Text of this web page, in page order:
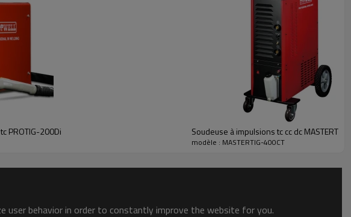
en abaissant l'intensité moyenne. Cet effet de chauffage et de refroidissement
de déplacement détermine la distance entre les ondulations. La pulsation lente peut
microstructure soudée. L'impulsion du courant de soudage à des vitesses élevées -
de l'arc, une pénétration accrue et des vitesses de déplacement accrues.
contrôle directionnel. Il forme une flaque à congélation rapide avec une pénétration
et semble plus silencieux que les autres vagues. Sa transition rapide au point
PROTIG-200Di Soudeuse à impulsions tc cc dc
modèle : MASTERTIG-400CT
user behavior in order to constantly improve the website for you.